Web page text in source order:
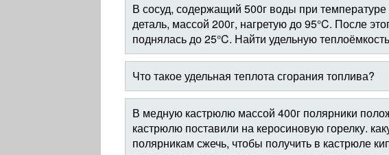
В сосуд, содержащий 500г воды при температуре
деталь, массой 200г, нагретую до 95°C. После
поднялась до 25°C. Найти удельную
Что такое удельная теплота сгорания топлива?
В медную кастрюлю массой 400г полярники
кастрюлю поставили на керосиновую горелку.
полярникам сжечь, чтобы получить в кастрюле